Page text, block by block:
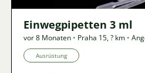
Einwegpipetten 3 ml
vor 8 Monaten • Praha 15,? km •
Ausrüstung